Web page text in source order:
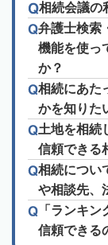
相続会議の
弁護士検索
機能を使っ
か？
相続にあた
かを知りた
土地を相続
信頼できる
相続につい
や相談先、
「ランキ
信頼できる